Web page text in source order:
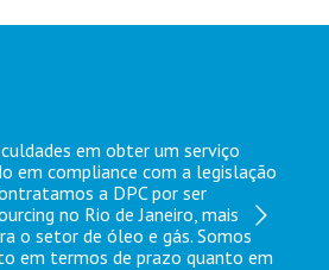
em obter um serviço
em compliance com a legislação
a DPC por ser
no Rio de Janeiro, mais
o setor de óleo e gás. Somos
em termos de prazo quanto em